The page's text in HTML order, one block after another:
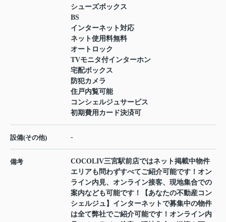
シューズボックス
BS
インターネット対応
ネット使用料無料
オートロック
TVモニタ付インターホン
宅配ボックス
防犯カメラ
住戸内覧可能
コンシェルジュサービス
初期費用カード決済可
設備(その他) -
備考
COCOLIV三宮駅前店ではネット掲載中物件
エリアも問わずすべてご紹介可能です！オン
ライン内見、オンライン接客、現地集合での
案内なども可能です！【あなたの不動産コン
シェルジュ】インターネットで募集中の物件
は全て弊社でご紹介可能です！オンライン内